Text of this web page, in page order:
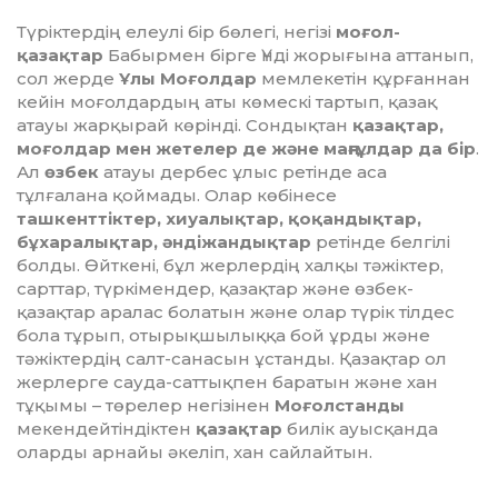
Түріктердің елеулі бір бөлегі, негізі моғол-
қазақтар Бабырмен бірге Үнді жорығына аттанып,
сол жерде Ұлы Моғолдар мемлекетін құрғаннан
кейін моғолдардың аты көмескі тартып, қазақ
атауы жарқырай көрінді. Сондықтан қазақтар,
моғолдар мен жетелер де және маңғұлдар да бір.
Ал өзбек атауы дербес ұлыс ретінде аса
тұлғалана қоймады. Олар көбінесе
ташкенттіктер, хиуалықтар, қоқандықтар,
бұхаралықтар, әндіжандықтар ретінде белгілі
болды. Өйткені, бұл жерлердің халқы тәжіктер,
сарттар, түркімендер, қазақтар және өзбек-
қазақтар аралас болатын және олар түрік тілдес
бола тұрып, отырықшылыққа бой ұрды және
тәжіктердің салт-санасын ұстанды. Қазақтар ол
жерлерге сауда-саттықпен баратын және хан
тұқымы – төрелер негізінен Моғолстанды
мекендейтіндіктен қазақтар билік ауысқанда
оларды арнайы әкеліп, хан сайлайтын.